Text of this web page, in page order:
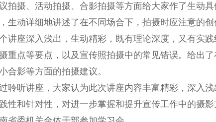
拍摄、活动拍摄、合影拍摄等方面给大家作了生动
生动详细地讲述了在不同场合下，拍摄时应注意的创
深入浅出，生动精彩，既有理论深度，又有实践
重点等要点，以及宣传照拍摄中的常见错误。给出
合影等方面的拍摄建议。
讲座，大家认为此次讲座内容丰富精彩，深入浅
性和针对性，对进一步掌握和提升宣传工作中的摄